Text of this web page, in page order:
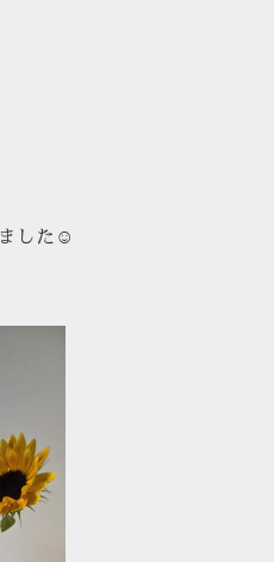
した☺